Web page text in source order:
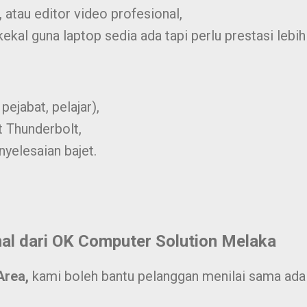
atau editor video profesional,
guna laptop sedia ada tapi perlu prestasi
pelajar),
Thunderbolt,
bajet.
dari OK Computer Solution Melaka
kami boleh bantu pelanggan menilai sama